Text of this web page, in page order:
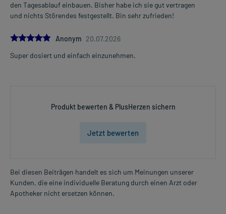
den Tagesablauf einbauen. Bisher habe ich sie gut vertragen
und nichts Störendes festgestellt. Bin sehr zufrieden!
5.0Anonym 20.07.2026
Super dosiert und einfach einzunehmen.
Produkt bewerten & PlusHerzen sichern
Jetzt bewerten
Bei diesen Beiträgen handelt es sich um Meinungen unserer
Kunden, die eine individuelle Beratung durch einen Arzt oder
Apotheker nicht ersetzen können.